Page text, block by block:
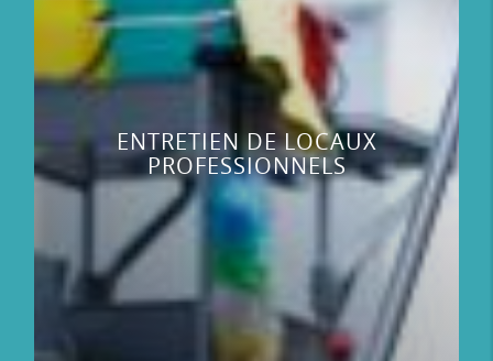
ENTRETIEN DE LOCAUX
PROFESSIONNELS